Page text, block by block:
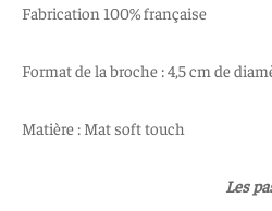
Fabrication 100% française
Format de la broche : 4,5 cm de
Matière : Mat soft touch
Les